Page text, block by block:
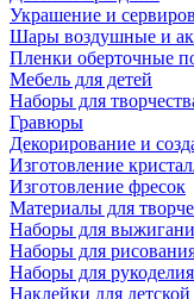
Украшение и
Шары воздушные и
Пленки оберточные
Мебель для детей
Наборы для
Гравюры
Декорирование и
Изготовление
Изготовление фресок
Материалы для
Наборы для
Наборы для
Наборы для рукоделия
Наклейки для детской